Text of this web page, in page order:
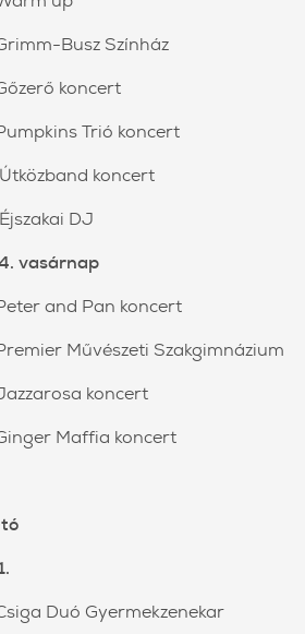
Busz Színház
koncert
Trió koncert
koncert
DJ
vasárnap
and Pan koncert
Művészeti Szakgimnázium
koncert
Maffia koncert
Duó Gyermekzenekar